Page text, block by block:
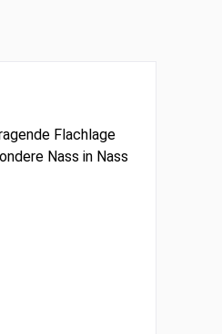
Flachlage
Nass in Nass